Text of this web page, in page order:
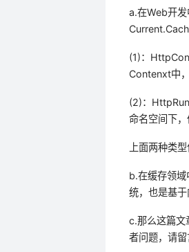
a.在Web开
(1)：
Contenxt中
(2)：
命名空间下，
上面两种类
b.在缓存领
统，也是基于
c.那么这篇文
者问题，请留